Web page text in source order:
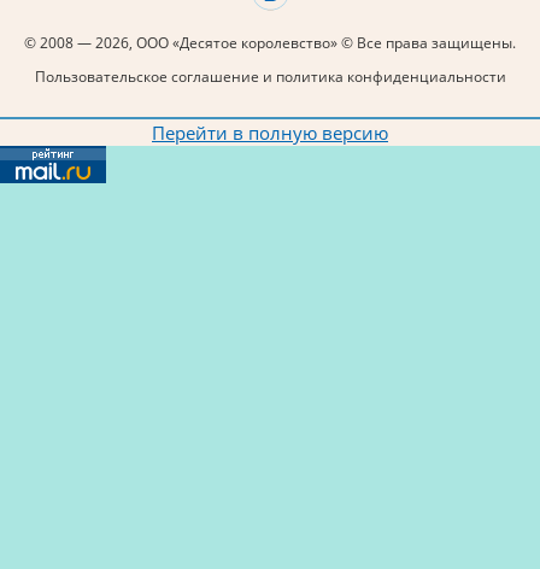
© 2008 — 2026, ООО «Десятое королевство» © Все права защищены.
Пользовательское соглашение и политика конфиденциальности
Перейти в полную версию